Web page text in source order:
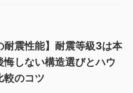
耐震性能】耐震等級3は本
悔しない構造選びとハウ
較のコツ